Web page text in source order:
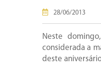
28/06/2013
Neste
considerada a
deste